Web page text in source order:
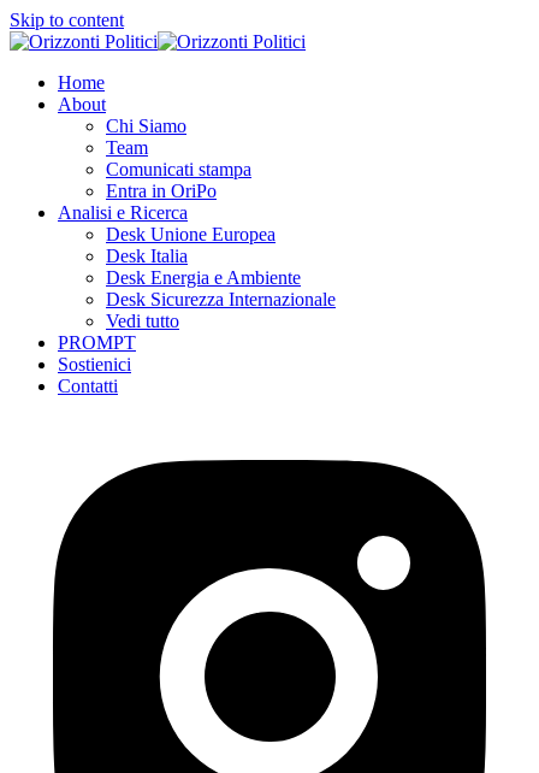
Skip to content
Home
About
Chi Siamo
Team
Comunicati stampa
Entra in OriPo
Analisi e Ricerca
Desk Unione Europea
Desk Italia
Desk Energia e Ambiente
Desk Sicurezza Internazionale
Vedi tutto
PROMPT
Sostienici
Contatti